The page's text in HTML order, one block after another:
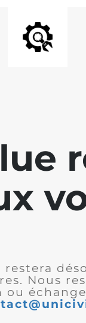
Nous
échange